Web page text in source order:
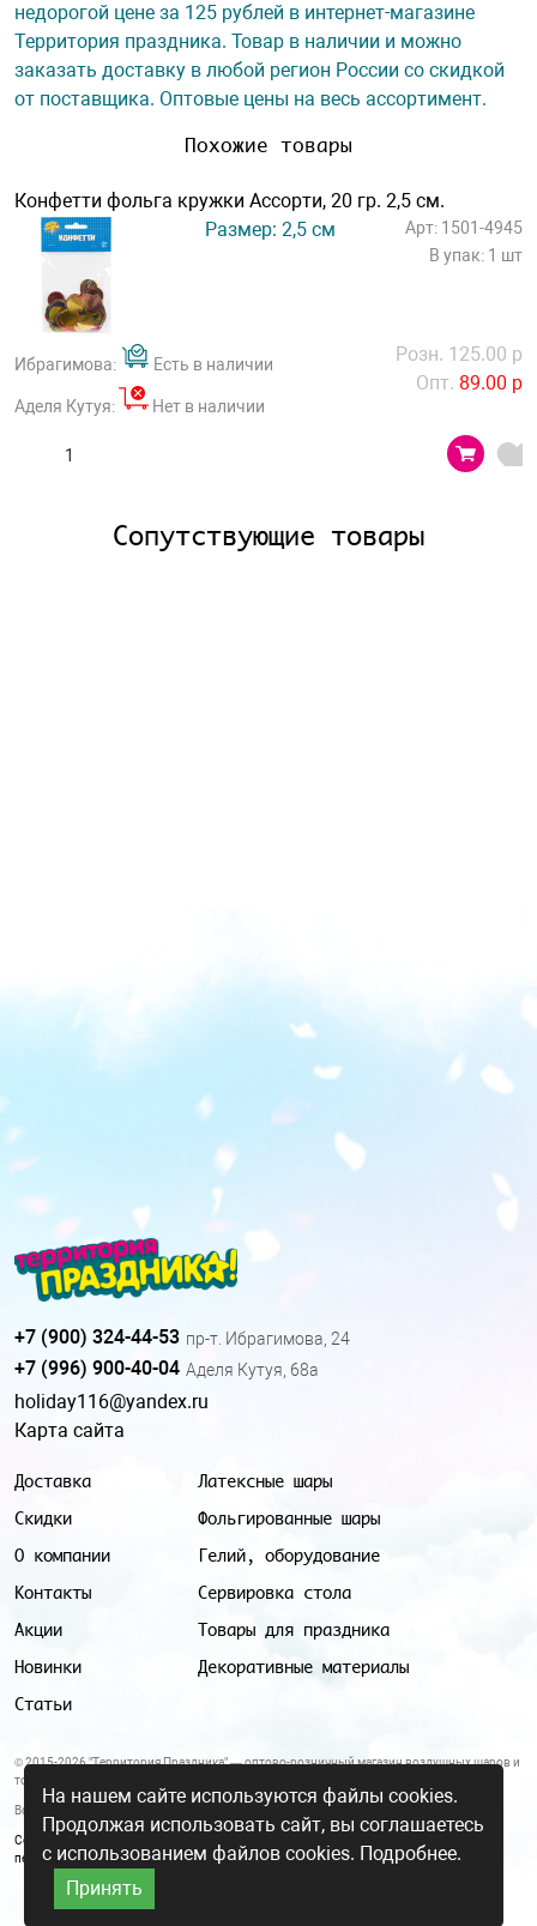
недорогой цене за 125 рублей в интернет-магазине
Территория праздника. Товар в наличии и можно
заказать доставку в любой регион России со скидкой
от поставщика. Оптовые цены на весь ассортимент.
Похожие товары
Конфетти фольга кружки Ассорти, 20 гр. 2,5 см.
Размер: 2,5 см
Арт: 1501-4945
В упак: 1 шт
Ибрагимова: Есть в наличии
Аделя Кутуя: Нет в наличии
Розн. 125.00 р
Опт. 89.00 р
Сопутствующие товары
Доставка
Скидки
О компании
Контакты
Акции
Новинки
Статьи
Латексные шары
Фольгированные шары
Гелий, оборудование
Сервировка стола
Товары для праздника
Декоративные материалы
+7 (900) 324-44-53 пр-т. Ибрагимова, 24
+7 (996) 900-40-04 Аделя Кутуя, 68а
holiday116@yandex.ru
Карта сайта
© 2015-2026 "Территория Праздника" — оптово-розничный магазин воздушных шаров и
товаров для праздника.
Все цены и условия, указанные на данном сайте, не являются публичной офертой.
Согласие на обработку персональных данных
персональных данных
На нашем сайте используются файлы cookies.
Продолжая использовать сайт, вы соглашаетесь
с использованием файлов cookies. Подробнее.
Принять